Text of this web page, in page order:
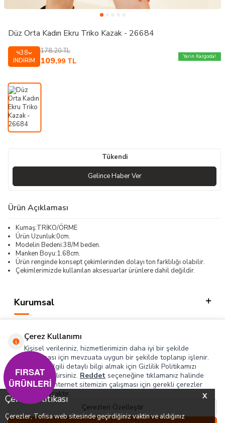
X
Çerez Politikası
Çerezler, Tofisa web sitesinde geçirdiğiniz vaktin ve aldığınız
0
Düz Orta Kadın Ekru Triko Kazak - 26684
%38
İNDIRIM
178,20TL
109,99 TL
Yarın Kargoda!
Tükendi
Gelince Haber Ver
Ürün Açıklaması
Kumaş:TRİKO/ÖRME
Ürün Uzunluk:0cm.
Modelin Bedeni:38/M beden.
Manken Boyu:1.68cm.
Ürün renginde konsept çekimlerinden dolayı ton farklılığı olabilir.
Çekimlerimizde kullanılan aksesuarlar ürünlere dahil değildir.
Kurumsal
Hızlı Erişim
Sosyal
Adres & İletişim
Çerez Kullanımı
Kişisel verileriniz, hizmetlerimizin daha iyi bir şekilde
sunulması için mevzuata uygun bir şekilde toplanıp işlenir.
Konuyla ilgili detaylı bilgi almak için Gizlilik Politikamızı
inceleyebilirsiniz. Reddet seçeneğine tıklamanız halinde
yalnızca internet sitemizin çalışması için gerekli çerezler
kullanılacaktır.
Çerezleri Özelleştir
FIRSAT
ÜRÜNLERİ